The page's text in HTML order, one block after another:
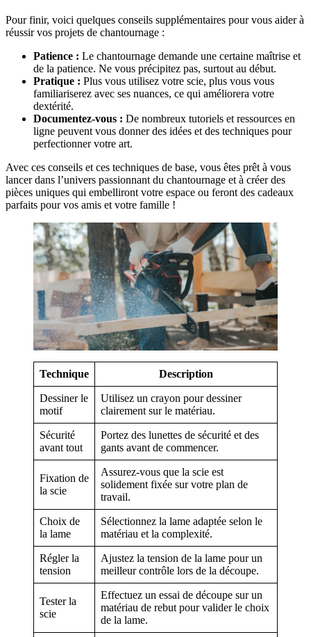
Pour finir, voici quelques conseils supplémentaires pour vous aider à
réussir vos projets de chantournage :
Patience : Le chantournage demande une certaine maîtrise et
de la patience. Ne vous précipitez pas, surtout au début.
Pratique : Plus vous utilisez votre scie, plus vous vous
familiariserez avec ses nuances, ce qui améliorera votre
dextérité.
Documentez-vous : De nombreux tutoriels et ressources en
ligne peuvent vous donner des idées et des techniques pour
perfectionner votre art.
Avec ces conseils et ces techniques de base, vous êtes prêt à vous
lancer dans l’univers passionnant du chantournage et à créer des
pièces uniques qui embelliront votre espace ou feront des cadeaux
parfaits pour vos amis et votre famille !
Technique Description
Dessiner le
motif
Utilisez un crayon pour dessiner
clairement sur le matériau.
Sécurité
avant tout
Portez des lunettes de sécurité et des
gants avant de commencer.
Fixation de
la scie
Assurez-vous que la scie est
solidement fixée sur votre plan de
travail.
Choix de
la lame
Sélectionnez la lame adaptée selon le
matériau et la complexité.
Régler la
tension
Ajustez la tension de la lame pour un
meilleur contrôle lors de la découpe.
Tester la
scie
Effectuez un essai de découpe sur un
matériau de rebut pour valider le choix
de la lame.